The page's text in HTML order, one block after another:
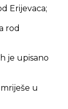
Erijevaca;
rod
je upisano
u